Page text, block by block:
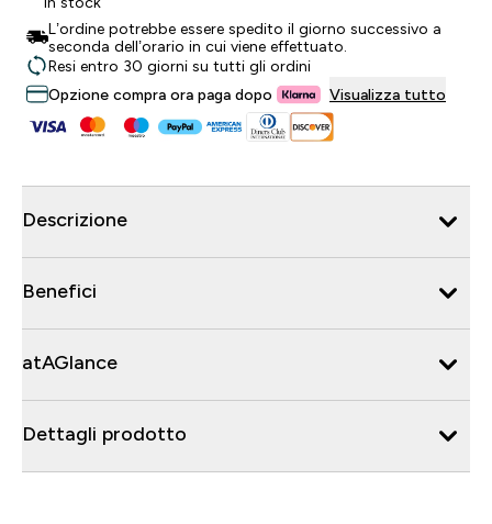
L’ordine potrebbe essere spedito il giorno successivo a
seconda dell’orario in cui viene effettuato.
Resi entro 30 giorni su tutti gli ordini
Opzione compra ora paga dopo
Visualizza tutto
Descrizione
Benefici
atAGlance
Dettagli prodotto